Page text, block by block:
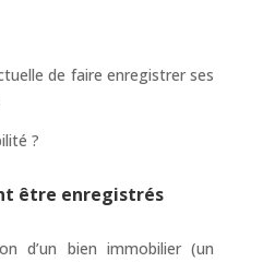
de faire enregistrer ses
?
être enregistrés
d’un bien immobilier (un